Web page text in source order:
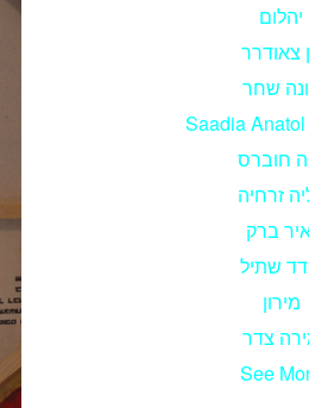
יהלום
צאודרר
שחר
Saadia
חוברס
זרחיה
ברק
שתיל
מירון
צדר
See